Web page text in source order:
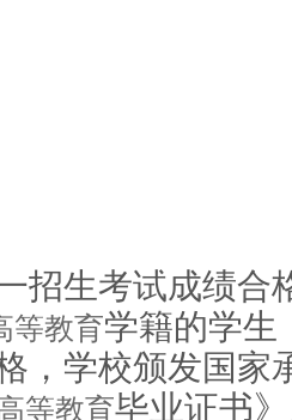
招生考试成绩合
等教育学籍的学生
，学校颁发国家
等教育毕业证书